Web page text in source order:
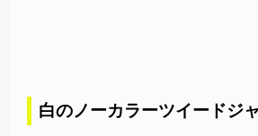
白のノーカラーツイードジ